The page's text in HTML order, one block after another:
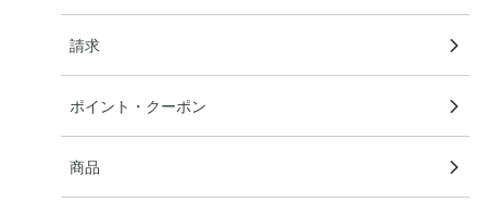
請求
ポイント・クーポン
商品